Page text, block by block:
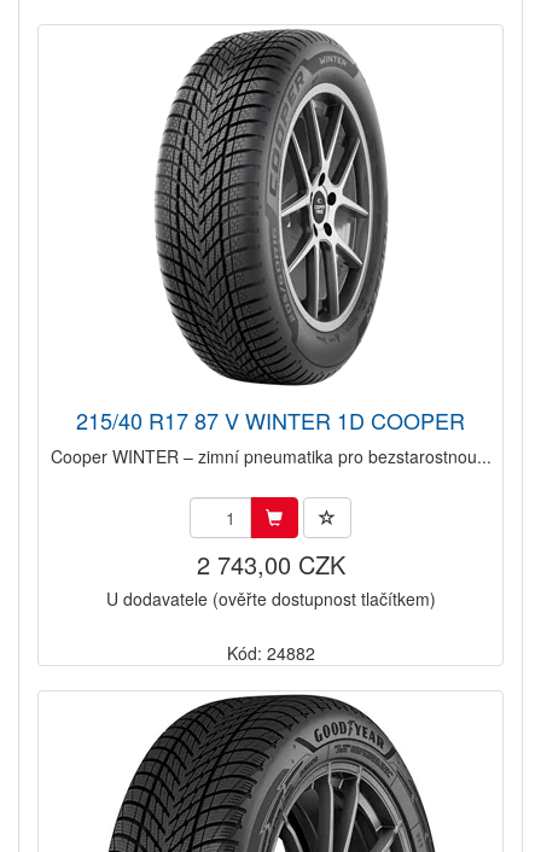
215/40 R17 87 V WINTER 1D COOPER
Cooper WINTER – zimní pneumatika pro bezstarostnou...
2 743,00 CZK
U dodavatele (ověřte dostupnost tlačítkem)
Kód: 24882